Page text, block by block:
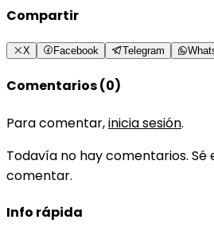
Compartir
X Facebook Telegram
Comentarios (0)
Para comentar,inicia sesión.
Todavía no hay comentarios. Sé
comentar.
Info rápida